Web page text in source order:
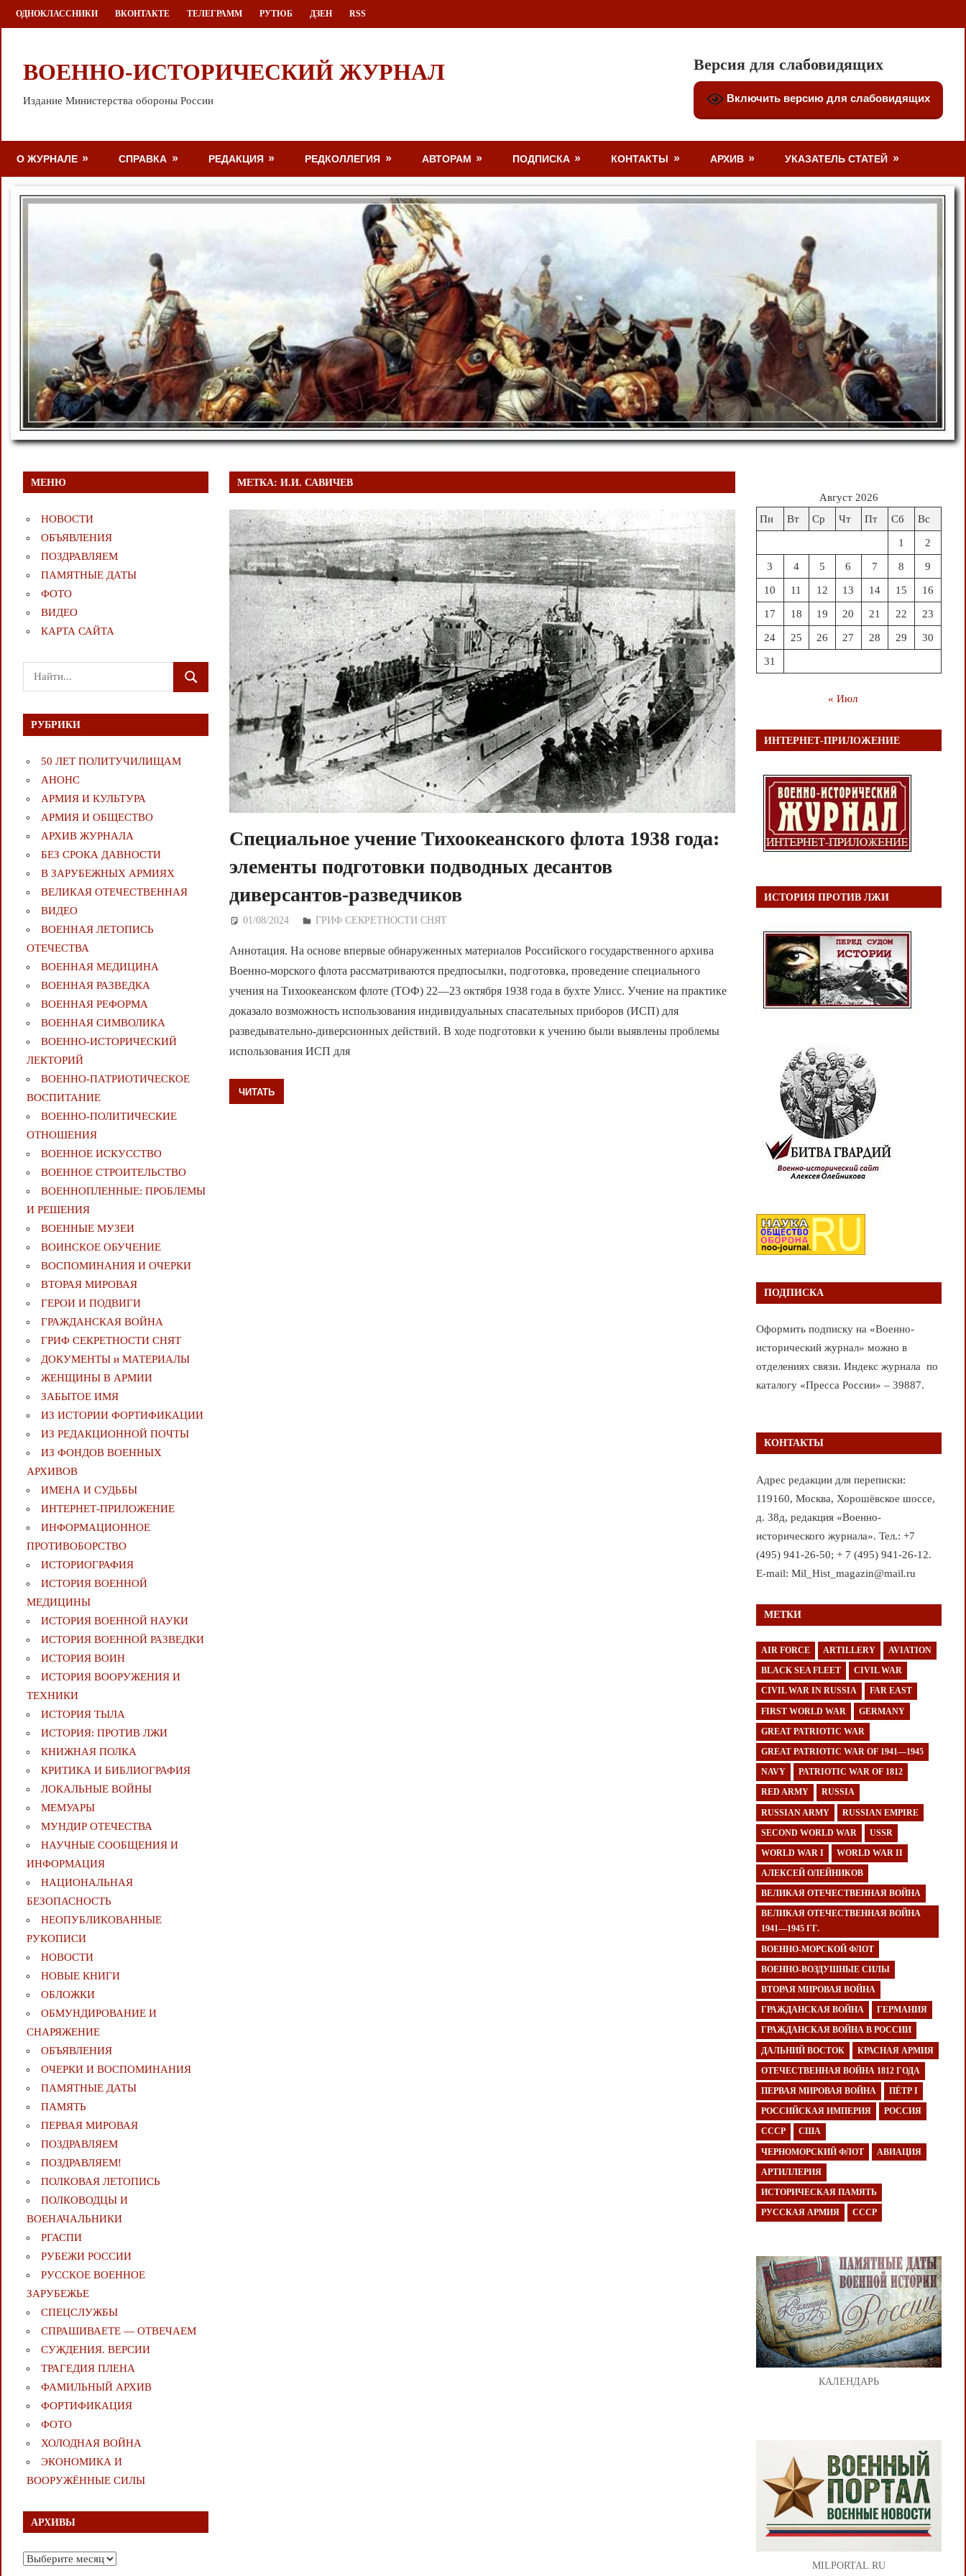
Перейти
к
ОДНОКЛАССНИКИ ВКОНТАКТЕ ТЕЛЕГРАММ РУТЮБ ДЗЕН RSS
ВОЕННО-ИСТОРИЧЕСКИЙ ЖУРНАЛ
Издание Министерства обороны России
Версия для слабовидящих
Включить версию для слабовидящих
О ЖУРНАЛЕ СПРАВКА РЕДАКЦИЯ РЕДКОЛЛЕГИЯ АВТОРАМ ПОДПИСКА КОНТАКТЫ АРХИВ УКАЗАТЕЛЬ СТАТЕЙ
МЕТКА:И.И. САВИЧЕВ
Специальное учение Тихоокеанского флота 1938 года:
элементы подготовки подводных десантов
диверсантов-разведчиков
01/08/2024 Дежурный по Редакции
ГРИФ СЕКРЕТНОСТИ СНЯТ
Аннотация. На основе впервые обнаруженных материалов Российского государственного архива
Военно-морского флота рассматриваются предпосылки, подготовка, проведение специального
учения на Тихоокеанском флоте (ТОФ) 22—23 октября 1938 года в бухте Улисс. Учение на практике
доказало возможность использования индивидуальных спасательных приборов (ИСП) для
разведывательно-диверсионных действий. В ходе подготовки к учению были выявлены проблемы
использования ИСП для
ЧИТАТЬ
МЕНЮ
НОВОСТИ
ОБЪЯВЛЕНИЯ
ПОЗДРАВЛЯЕМ
ПАМЯТНЫЕ ДАТЫ
ФОТО
ВИДЕО
КАРТА САЙТА
Поиск
для:
ПОИСК
РУБРИКИ
50 ЛЕТ ПОЛИТУЧИЛИЩАМ
АНОНС
АРМИЯ И КУЛЬТУРА
АРМИЯ И ОБЩЕСТВО
АРХИВ ЖУРНАЛА
БЕЗ СРОКА ДАВНОСТИ
В ЗАРУБЕЖНЫХ АРМИЯХ
ВЕЛИКАЯ ОТЕЧЕСТВЕННАЯ
ВИДЕО
ВОЕННАЯ ЛЕТОПИСЬ
ОТЕЧЕСТВА
ВОЕННАЯ МЕДИЦИНА
ВОЕННАЯ РАЗВЕДКА
ВОЕННАЯ РЕФОРМА
ВОЕННАЯ СИМВОЛИКА
ВОЕННО-ИСТОРИЧЕСКИЙ
ЛЕКТОРИЙ
ВОЕННО-ПАТРИОТИЧЕСКОЕ
ВОСПИТАНИЕ
ВОЕННО-ПОЛИТИЧЕСКИE
ОТНОШЕНИЯ
ВОЕННОЕ ИСКУССТВО
ВОЕННОЕ СТРОИТЕЛЬСТВО
ВОЕННОПЛЕННЫЕ: ПРОБЛЕМЫ
И РЕШЕНИЯ
ВОЕННЫЕ МУЗЕИ
ВОИНСКОЕ ОБУЧЕНИЕ
ВОСПОМИНАНИЯ И ОЧЕРКИ
ВТОРАЯ МИРОВАЯ
ГЕРОИ И ПОДВИГИ
ГРАЖДАНСКАЯ ВОЙНА
ГРИФ СЕКРЕТНОСТИ СНЯТ
ДОКУМЕНТЫ и МАТЕРИАЛЫ
ЖЕНЩИНЫ В АРМИИ
ЗАБЫТОЕ ИМЯ
ИЗ ИСТОРИИ ФОРТИФИКАЦИИ
ИЗ РЕДАКЦИОННОЙ ПОЧТЫ
ИЗ ФОНДОВ ВОЕННЫХ
АРХИВОВ
ИМЕНА И СУДЬБЫ
ИНТЕРНЕТ-ПРИЛОЖЕНИЕ
ИНФОРМАЦИОННОЕ
ПРОТИВОБОРСТВО
ИСТОРИОГРАФИЯ
ИСТОРИЯ ВОЕННОЙ
МЕДИЦИНЫ
ИСТОРИЯ ВОЕННОЙ НАУКИ
ИСТОРИЯ ВОЕННОЙ РАЗВЕДКИ
ИСТОРИЯ ВОИН
ИСТОРИЯ ВООРУЖЕНИЯ И
ТЕХНИКИ
ИСТОРИЯ ТЫЛА
ИСТОРИЯ: ПРОТИВ ЛЖИ
КНИЖНАЯ ПОЛКА
КРИТИКА И БИБЛИОГРАФИЯ
ЛОКАЛЬНЫЕ ВОЙНЫ
МЕМУАРЫ
МУНДИР ОТЕЧЕСТВА
НАУЧНЫЕ СООБЩЕНИЯ И
ИНФОРМАЦИЯ
НАЦИОНАЛЬНАЯ
БЕЗОПАСНОСТЬ
НЕОПУБЛИКОВАННЫЕ
РУКОПИСИ
НОВОСТИ
НОВЫЕ КНИГИ
ОБЛОЖКИ
ОБМУНДИРОВАНИЕ И
СНАРЯЖЕНИЕ
ОБЪЯВЛЕНИЯ
ОЧЕРКИ И ВОСПОМИНАНИЯ
ПАМЯТНЫЕ ДАТЫ
ПАМЯТЬ
ПЕРВАЯ МИРОВАЯ
ПОЗДРАВЛЯЕМ
ПОЗДРАВЛЯЕМ!
ПОЛКОВАЯ ЛЕТОПИСЬ
ПОЛКОВОДЦЫ И
ВОЕНАЧАЛЬНИКИ
РГАСПИ
РУБЕЖИ РОССИИ
РУССКОЕ ВОЕННОЕ
ЗАРУБЕЖЬЕ
СПЕЦСЛУЖБЫ
СПРАШИВАЕТЕ — ОТВЕЧАЕМ
СУЖДЕНИЯ. ВЕРСИИ
ТРАГЕДИЯ ПЛЕНА
ФАМИЛЬНЫЙ АРХИВ
ФОРТИФИКАЦИЯ
ФОТО
ХОЛОДНАЯ ВОЙНА
ЭКОНОМИКА И
ВООРУЖЁННЫЕ СИЛЫ
АРХИВЫ
Архивы
Август 2026
Пн
Вт Ср Чт Пт Сб Вс
1 2
3 4 5 6 7 8 9
10 11 12 13 14 15 16
17 18 19 20 21 22 23
24 25 26 27 28 29 30
31
« Июл
ИНТЕРНЕТ-ПРИЛОЖЕНИЕ
ИСТОРИЯ ПРОТИВ ЛЖИ
ПОДПИСКА
Оформить подписку на «Военно-
исторический журнал» можно в
отделениях связи. Индекс журнала по
каталогу «Пресса России» – 39887.
КОНТАКТЫ
Адрес редакции для переписки:
119160, Москва, Хорошёвское шоссе,
д. 38д, редакция «Военно-
исторического журнала». Тел.: +7
(495) 941-26-50; + 7 (495) 941-26-12.
E-mail: Mil_Hist_magazin@mail.ru
МЕТКИ
AIR FORCE ARTILLERY AVIATION
BLACK SEA FLEET CIVIL WAR
CIVIL WAR IN RUSSIA FAR EAST
FIRST WORLD WAR GERMANY
GREAT PATRIOTIC WAR
GREAT PATRIOTIC WAR OF 1941—1945
NAVY PATRIOTIC WAR OF 1812
RED ARMY RUSSIA
RUSSIAN ARMY RUSSIAN EMPIRE
SECOND WORLD WAR USSR
WORLD WAR I WORLD WAR II
АЛЕКСЕЙ ОЛЕЙНИКОВ
ВЕЛИКАЯ ОТЕЧЕСТВЕННАЯ ВОЙНА
ВЕЛИКАЯ ОТЕЧЕСТВЕННАЯ ВОЙНА
1941—1945 ГГ.
ВОЕННО-МОРСКОЙ ФЛОТ
ВОЕННО-ВОЗДУШНЫЕ СИЛЫ
ВТОРАЯ МИРОВАЯ ВОЙНА
ГРАЖДАНСКАЯ ВОЙНА ГЕРМАНИЯ
ГРАЖДАНСКАЯ ВОЙНА В РОССИИ
ДАЛЬНИЙ ВОСТОК КРАСНАЯ АРМИЯ
ОТЕЧЕСТВЕННАЯ ВОЙНА 1812 ГОДА
ПЕРВАЯ МИРОВАЯ ВОЙНА ПЁТР I
РОССИЙСКАЯ ИМПЕРИЯ РОССИЯ
СССР США
ЧЕРНОМОРСКИЙ ФЛОТ АВИАЦИЯ
АРТИЛЛЕРИЯ
ИСТОРИЧЕСКАЯ ПАМЯТЬ
РУССКАЯ АРМИЯ СССР
КАЛЕНДАРЬ
MILPORTAL.RU